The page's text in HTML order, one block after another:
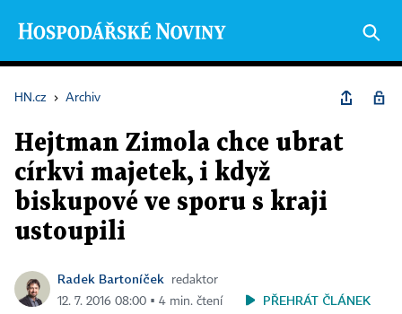
HN.cz › Archiv
Hejtman Zimola chce ubrat
církvi majetek, i když
biskupové ve sporu s kraji
ustoupili
Radek Bartoníček
redaktor
12. 7. 2016 08:00 ▪ 4 min. čtení
PŘEHRÁT ČLÁNEK